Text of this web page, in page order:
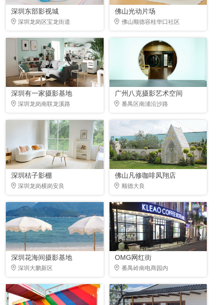
深圳东部影视城
深圳龙岗区宝龙街道
佛山光动片场
佛山顺德容桂华口社区
深圳有一家摄影基地
深圳龙岗南联龙溪路
广州八克摄影艺术空间
番禺区南浦沿沙路
深圳桔子影棚
深圳龙岗横岗安良
佛山凡修咖啡凤翔店
顺德大良
深圳花海间摄影基地
深圳大鹏新区
OMG网红街
番禺岭南电商园内